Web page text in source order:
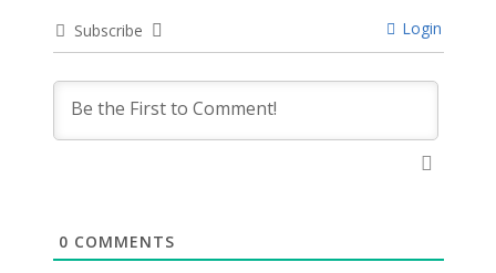
Subscribe Login
0 COMMENTS